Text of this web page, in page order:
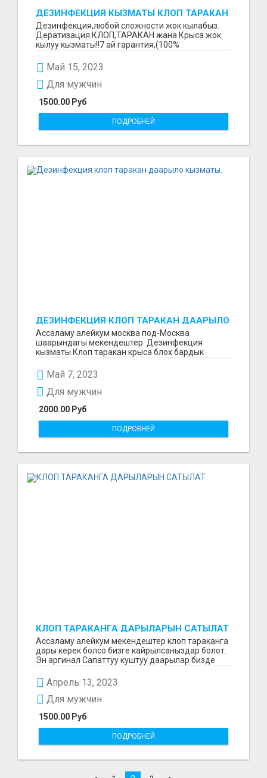
ДЕЗИНФЕКЦИЯ КЫЗМАТЫ КЛОП ТАРАКАН
ДААРЫЛАЙБЫЗ
Дезинфекция,любой сложности жок кылабыз.
Дератизация:КЛОП,ТАРАКАН жана Крыса жок
кылуу кызматы!!7 ай гарантия,(100%
Май 15, 2023
1500.00 Руб
Для мужчин
ПОДРОБНЕЙ
ДЕЗИНФЕКЦИЯ КЛОП ТАРАКАН ДААРЫЛО
КЫЗМАТЫ.
Ассаламу алейкум москва под-Москва
шаарындагы мекендештер. Дезинфекция
кызматы Клоп таракан крыса блох бардык
Май 7, 2023
2000.00 Руб
Для мужчин
ПОДРОБНЕЙ
КЛОП ТАРАКАНГА ДАРЫЛАРЫН САТЫЛАТ
Ассаламу алейкум мекендештер клоп тараканга
дары керек болсо бизге кайрылсаныздар болот.
Эн аргинал Сапаттуу куштуу даарылар бизде
алсанызда...
Апрель 13, 2023
1500.00 Руб
Для мужчин
ПОДРОБНЕЙ